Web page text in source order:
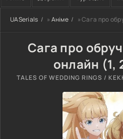
UASerials » Аніме » Сага про
Сага про
онлайн (1,
TALES OF WEDDING RINGS /